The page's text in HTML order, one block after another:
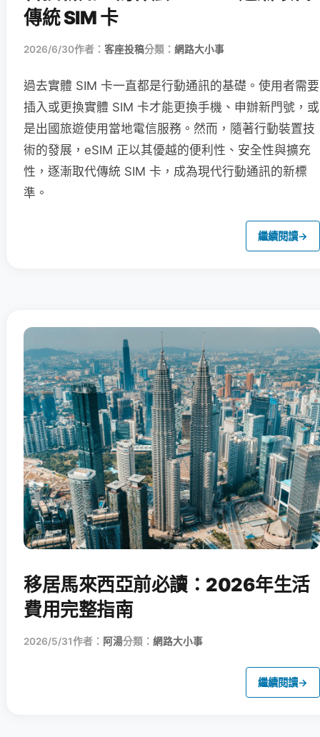
傳統 SIM 卡
2026/6/30作者： 客座投稿分類： 網路大小事
過去實體 SIM 卡一直都是行動通訊的基礎。使用者需要
插入或更換實體 SIM 卡才能更換手機、申辦新門號，或
是出國旅遊使用當地電信服務。然而，隨著行動裝置技
術的發展，eSIM 正以其優越的便利性、安全性與擴充
性，逐漸取代傳統 SIM 卡，成為現代行動通訊的新標
準。
繼續閱讀→
移居馬來西亞前必讀：2026年生活
費用完整指南
2026/5/31作者： 阿湯分類： 網路大小事
繼續閱讀→